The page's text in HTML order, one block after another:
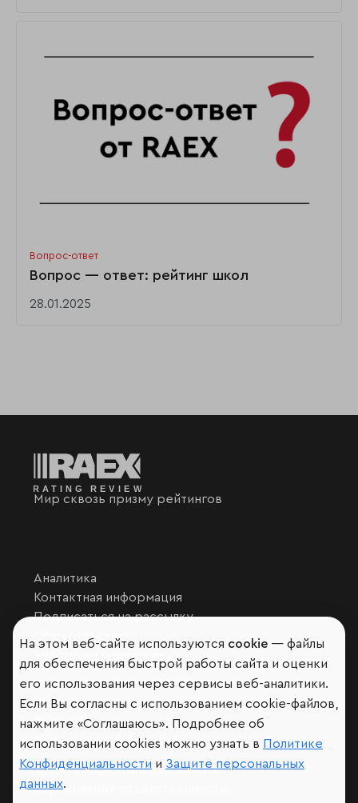
Вопрос-ответ
Вопрос — ответ: рейтинг школ
28.01.2025
Мир сквозь призму рейтингов
Аналитика
Контактная информация
Подписаться на рассылку
Обратная связь
Участники рэнкингов
Мы в социальных сетях и мессенджерах
VK
RAEX Образование – Telegram,Max
RAEX Sustainability –Telegram,Max
Защита персональных данных
Ограничение ответственности
На этом веб-сайте используются cookie — файлы
для обеспечения быстрой работы сайта и оценки
его использования через сервисы веб-аналитики.
Если Вы согласны с использованием cookie-файлов,
нажмите «Соглашаюсь». Подробнее об
использовании cookies можно узнать в Политике
Конфиденциальности и Защите персональных
данных.